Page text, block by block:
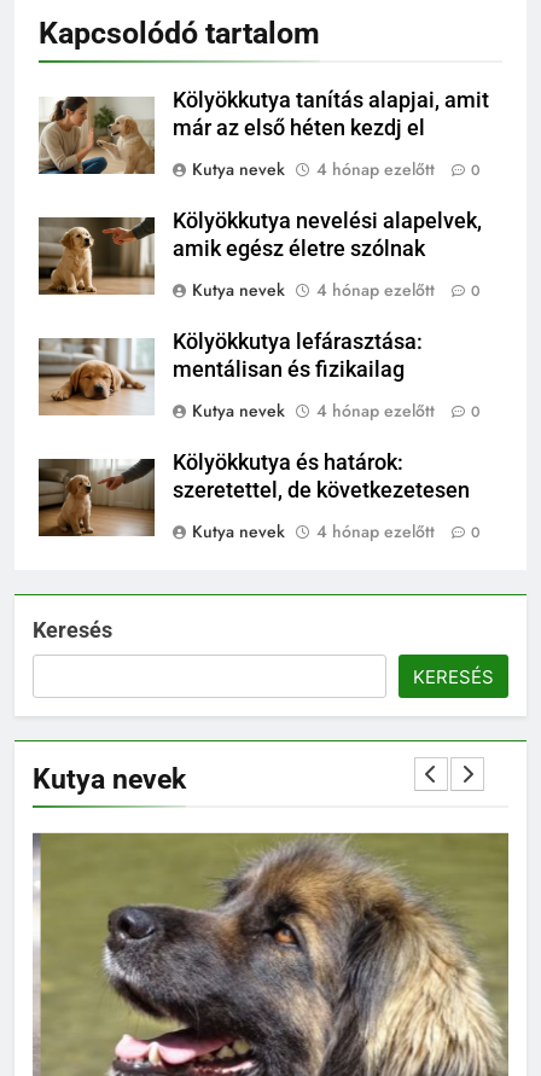
Kapcsolódó tartalom
Kölyökkutya tanítás alapjai, amit
már az első héten kezdj el
Kutya nevek
4 hónap ezelőtt 0
Kölyökkutya nevelési alapelvek,
amik egész életre szólnak
Kutya nevek
4 hónap ezelőtt 0
Kölyökkutya lefárasztása:
mentálisan és fizikailag
Kutya nevek
4 hónap ezelőtt 0
Kölyökkutya és határok:
szeretettel, de következetesen
Kutya nevek
4 hónap ezelőtt 0
Keresés
KERESÉS
Kutya nevek